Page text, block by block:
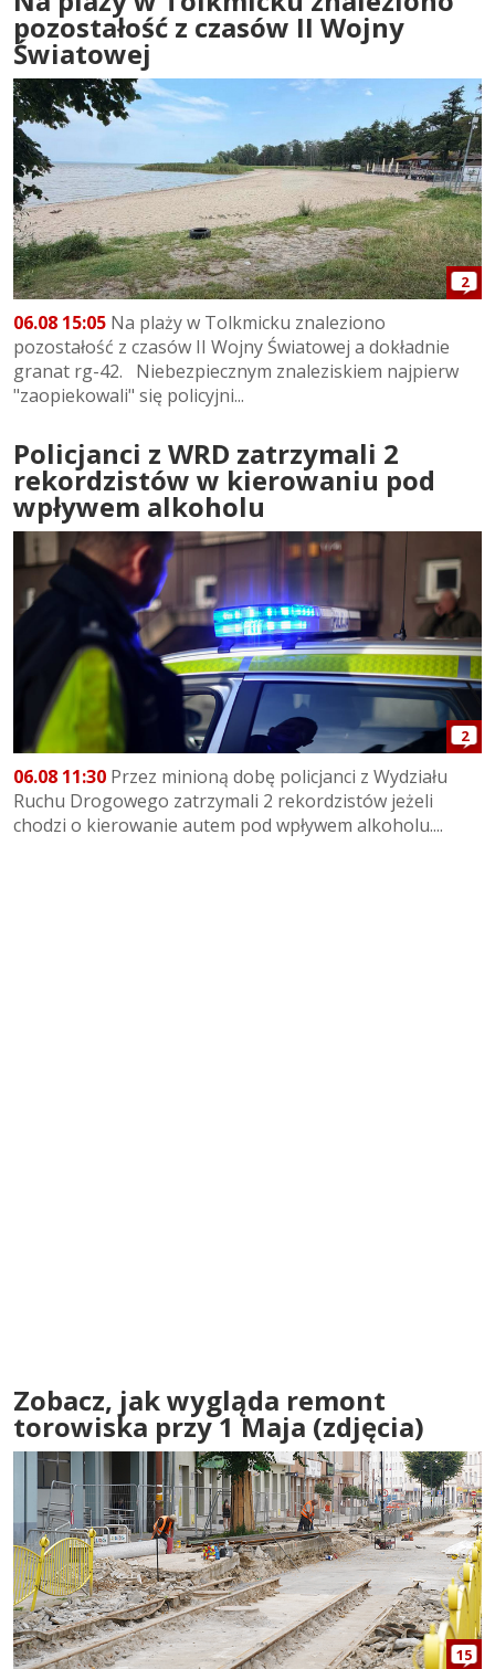
pozostałość z czasów II Wojny
Światowej
2
06.08 15:05 Na plaży w Tolkmicku znaleziono
pozostałość z czasów II Wojny Światowej a dokładnie
granat rg-42. Niebezpiecznym znaleziskiem najpierw
"zaopiekowali" się policyjni...
Policjanci z WRD zatrzymali 2
rekordzistów w kierowaniu pod
wpływem alkoholu
2
06.08 11:30 Przez minioną dobę policjanci z Wydziału
Ruchu Drogowego zatrzymali 2 rekordzistów jeżeli
chodzi o kierowanie autem pod wpływem alkoholu....
Zobacz, jak wygląda remont
torowiska przy 1 Maja (zdjęcia)
15